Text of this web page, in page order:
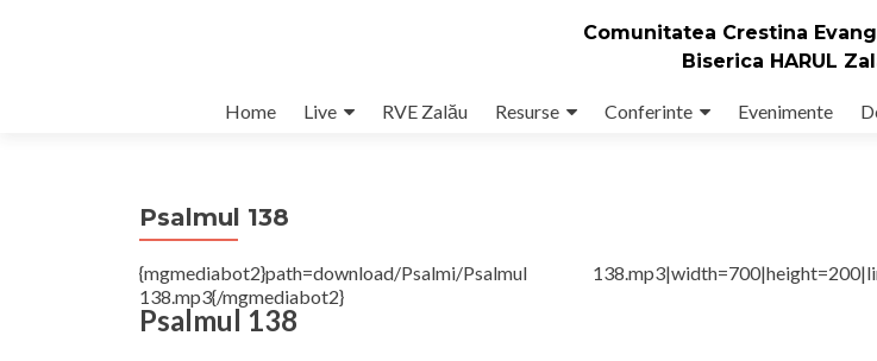
Comunitatea Crestina
Biserica HARUL
Home Live RVE Zalău Resurse Conferinte Evenimente
Psalmul 138
{mgmediabot2}path=download/Psalmi/Psalmul
138.mp3{/mgmediabot2}
Psalmul 138